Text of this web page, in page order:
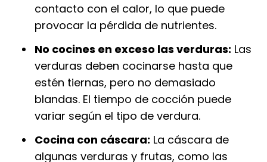
contacto con el calor, lo que puede
provocar la pérdida de nutrientes.
No cocines en exceso las verduras: Las
verduras deben cocinarse hasta que
estén tiernas, pero no demasiado
blandas. El tiempo de cocción puede
variar según el tipo de verdura.
Cocina con cáscara: La cáscara de
algunas verduras y frutas, como las